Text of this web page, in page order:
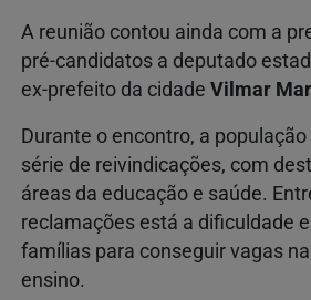
A reunião contou ainda com a
pré-candidatos a deputado
ex-prefeito da cidade Vilmar
Durante o encontro, a
série de reivindicações, com
áreas da educação e saúde.
reclamações está a dificuldade
famílias para conseguir vagas
ensino.